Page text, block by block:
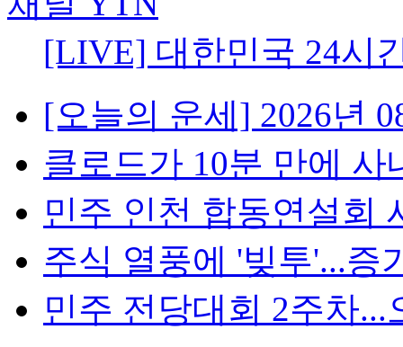
[LIVE] 대한민국 24시
[오늘의 운세] 2026년
클로드가 10분 만에 사
민주 인천 합동연설회
주식 열풍에 '빚투'...증
민주 전당대회 2주차...